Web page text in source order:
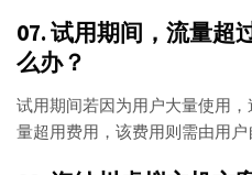
07. 试用期间，流量超
么办？
试用期间若因为用户大量使用
量超用费用，该费用则需由用户